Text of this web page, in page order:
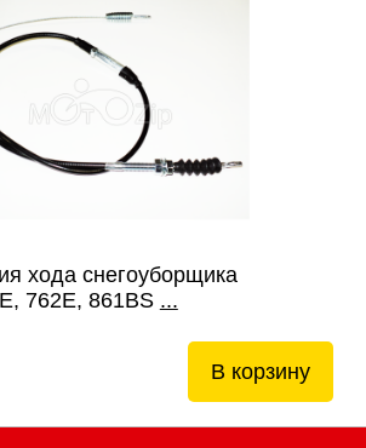
хода снегоуборщика
762E, 861BS ...
В корзину